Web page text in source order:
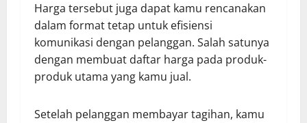
Harga tersebut juga dapat kamu rencanakan
dalam format tetap untuk efisiensi
komunikasi dengan pelanggan. Salah satunya
dengan membuat daftar harga pada produk-
produk utama yang kamu jual.
Setelah pelanggan membayar tagihan, kamu